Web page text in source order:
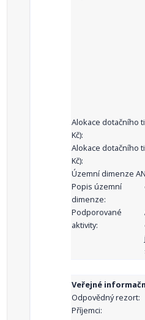
Alokace dotačního
Kč):
Alokace dotačního
Kč):
Územní dimenze
Popis územní
dimenze:
Podporované
aktivity:
Veřejné
Odpovědný rezort:
Příjemci: